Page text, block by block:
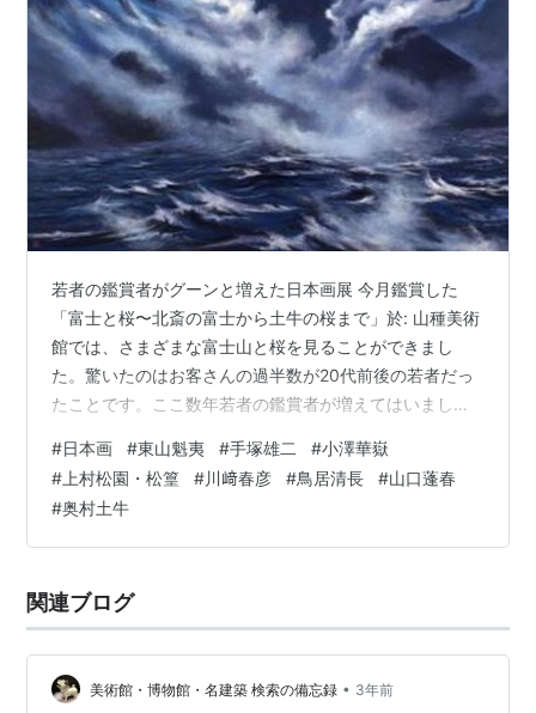
若者の鑑賞者がグーンと増えた日本画展 今月鑑賞した
「富士と桜〜北斎の富士から土牛の桜まで」於: 山種美術
館では、さまざまな富士山と桜を見ることができまし
た。驚いたのはお客さんの過半数が20代前後の若者だっ
たことです。ここ数年若者の鑑賞者が増えてはいました
若冲を通じて日本画に馴染む機会が増えたとか、或いは
日本画と西洋画の境目がなくなってきたことが影響して
いるのでしょうか。日本画の奥深さや日本画独特の画材
の繊細さに興味を持つことは素敵なことと思います。 日
言い方をすれば、描くために使用する素材の…
#日本画 #東山魁夷 #手塚雄二 #小澤華嶽
#上村松園・松篁 #川﨑春彦 #鳥居清長 #山口蓬春
#奥村土牛
関連ブログ
美術館・博物館・名建築 検索の備忘録 • 3年前